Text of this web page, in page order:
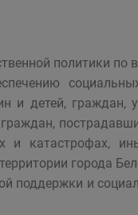
политики по
и детей, граждан,
и катастрофах,
города
поддержки и